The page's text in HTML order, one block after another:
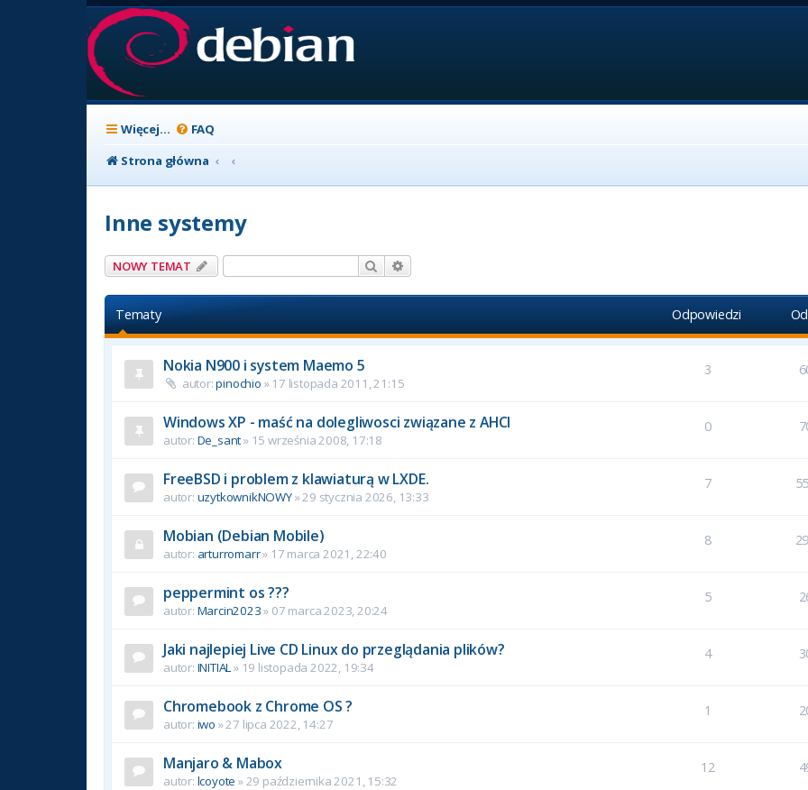
Więcej… FAQ
Strona główna
Inne systemy
NOWY TEMAT Szukaj
Tematy Odpowiedzi
Nokia N900 i system Maemo 5
autor:pinochio » 17 listopada 2011, 21:15
3
Windows XP - maść na dolegliwosci związane z AHCI
autor: De_sant» 15 września 2008, 17:18
0
FreeBSD i problem z klawiaturą w LXDE.
autor: uzytkownikNOWY» 29 stycznia 2026, 13:33
7
Mobian (Debian Mobile)
autor: arturromarr» 17 marca 2021, 22:40
8
peppermint os ???
autor: Marcin2023» 07 marca 2023, 20:24
5
Jaki najlepiej Live CD Linux do przeglądania plików?
autor: INITIAL» 19 listopada 2022, 19:34
4
Chromebook z Chrome OS ?
autor: iwo » 27 lipca 2022, 14:27
1
Manjaro & Mabox
autor: lcoyote » 29 października 2021, 15:32
12